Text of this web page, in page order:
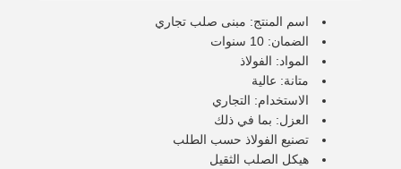
اسم المنتج: مبنى صلب تجاري
الضمان: 10 سنوات
المواد: الفولاذ
متانة: عالية
الاستخدام: التجاري
العزل: بما في ذلك
تصنيع الفولاذ حسب الطلب
هيكل الصلب الثقيل